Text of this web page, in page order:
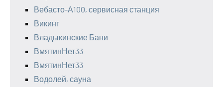
Вебасто-А100, сервисная станция
Викинг
Владыкинские Бани
ВмятинНет33
ВмятинНет33
Водолей, сауна